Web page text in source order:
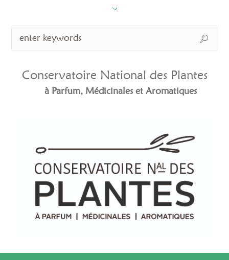
Conservatoire National des Plantes
à Parfum, Médicinales et Aromatiques